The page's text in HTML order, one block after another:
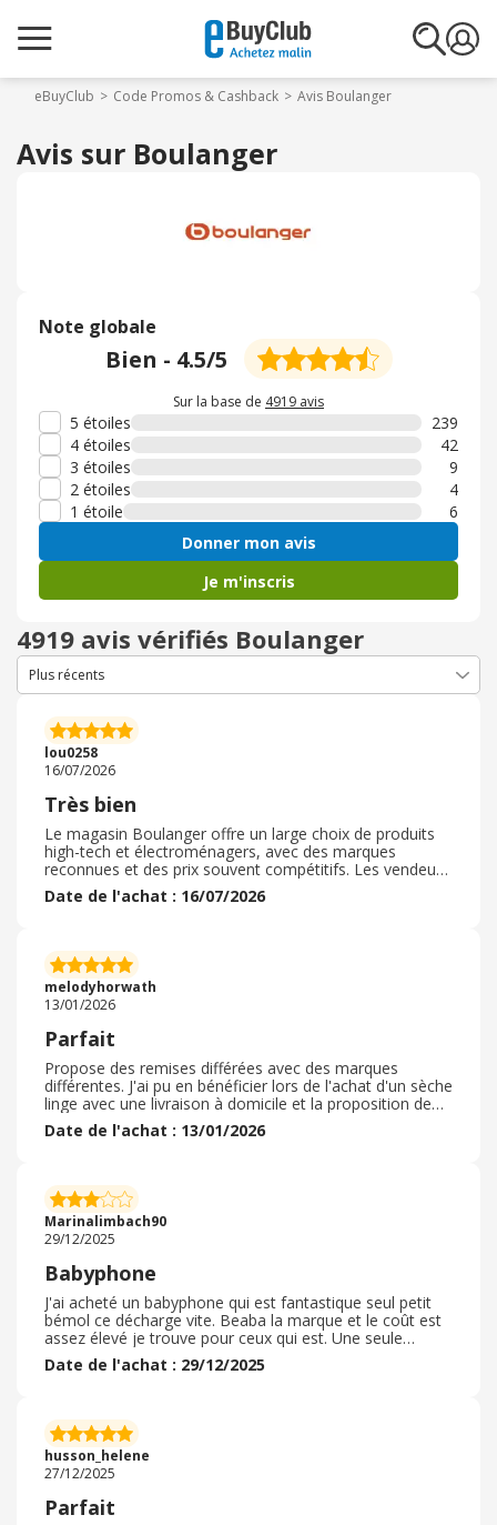
eBuyClub Code Promos & Cashback Avis Boulanger
Avis sur Boulanger
Note globale
Bien - 4.5/5
Sur la base de 4919 avis
5 étoiles
239
4 étoiles
42
3 étoiles
9
2 étoiles
4
1 étoile
6
Donner mon avis
Je m'inscris
4919 avis vérifiés Boulanger
lou0258
16/07/2026
Très bien
Le magasin Boulanger offre un large choix de produits
high-tech et électroménagers, avec des marques
reconnues et des prix souvent compétitifs. Les vendeurs
sont généralement disponibles pour conseiller les
clients, et les services comme le retrait en magasin ou le
de pointe. Dans l'ensemble, Boulanger est une enseigne
fiable, idéale pour acheter du matériel de qualité avec un
bon accompagnement.
Date de l'achat : 16/07/2026
melodyhorwath
13/01/2026
Parfait
Propose des remises différées avec des marques
différentes. J'ai pu en bénéficier lors de l'achat d'un sèche
linge avec une livraison à domicile et la proposition de
reprise de l'ancien. Site facilement utilisable avec la
possibilité de faire des comparaisons entre différents
choix. Je recommande ce marchand pour ces différents
points positifs et je ferais de nouvelles commandes
quand cela sera nécessaire.
Date de l'achat : 13/01/2026
Marinalimbach90
29/12/2025
Babyphone
J'ai acheté un babyphone qui est fantastique seul petit
bémol ce décharge vite. Beaba la marque et le coût est
assez élevé je trouve pour ceux qui est. Une seule
caméra évalue la température et l'humidité. Les alarmes
sont bien seulement quand l'alarme se met en route dès
cher pour moi il ne vaut pas 160 euros mais plus 90
euros. Ceci est que mon avis mais je trouve que le
produit est plus marketing et argent que plutôt
fonctionnelle+++
Date de l'achat : 29/12/2025
husson_helene
27/12/2025
Parfait